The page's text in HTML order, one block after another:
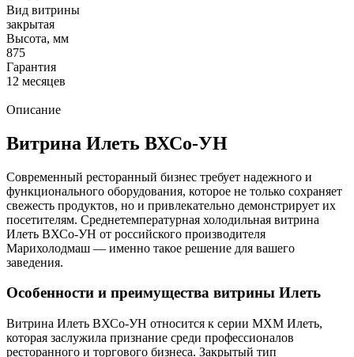
Вид витрины
закрытая
Высота, мм
875
Гарантия
12 месяцев
Описание
Витрина Илеть ВХСо-УН
Современный ресторанный бизнес требует надежного и
функционального оборудования, которое не только сохраняет
свежесть продуктов, но и привлекательно демонстрирует их
посетителям. Среднетемпературная холодильная витрина
Илеть ВХСо-УН от российского производителя
Марихолодмаш — именно такое решение для вашего
заведения.
Особенности и преимущества витрины Илеть
Витрина Илеть ВХСо-УН относится к серии МХМ Илеть,
которая заслужила признание среди профессионалов
ресторанного и торгового бизнеса. Закрытый тип